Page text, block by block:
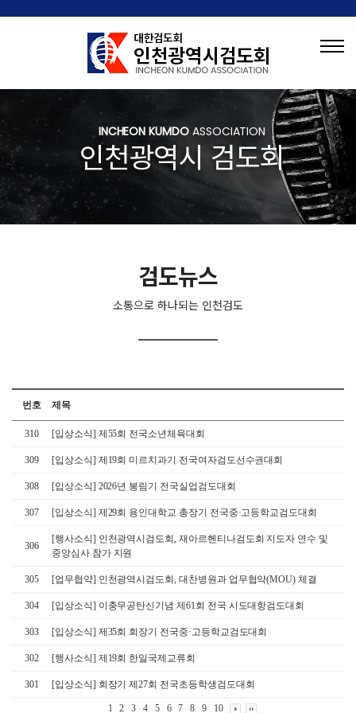
INCHEON KUMDOASSOCIATION
인천광역시 검도회
검도뉴스
소통으로 하나되는 인천검도
번호 제목
310 [입상소식] 제55회 전국소년체육대회
309 [입상소식] 제19회 미르치과기 전국여자검도선수권대회
308 [입상소식] 2026년 봉림기 전국실업검도대회
307 [입상소식] 제29회 용인대학교 총장기 전국중·고등학교검도대회
306
[행사소식] 인천광역시검도회, 재아르헨티나검도회 지도자 연수 및
중앙심사 참가 지원
305 [업무협약] 인천광역시검도회, 대찬병원과 업무협약(MOU) 체결
304 [입상소식] 이충무공탄신기념 제61회 전국 시도대항검도대회
303 [입상소식] 제35회 회장기 전국중·고등학교검도대회
302 [행사소식] 제19회 한일국제교류회
301 [입상소식] 회장기 제27회 전국초등학생검도대회
1 2 3 4 5 6 7 8 9 10